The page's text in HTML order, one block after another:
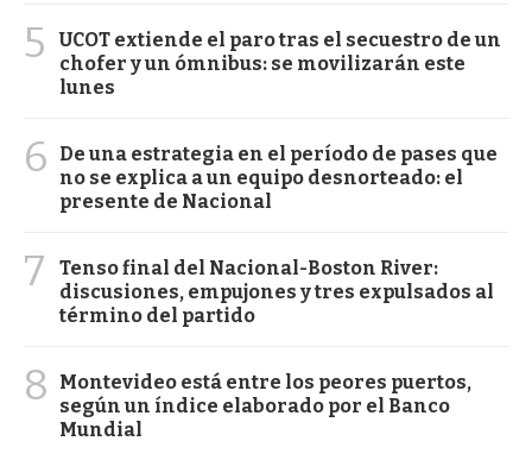
5
UCOT extiende el paro tras el secuestro de un
chofer y un ómnibus: se movilizarán este
lunes
6
De una estrategia en el período de pases que
no se explica a un equipo desnorteado: el
presente de Nacional
7
Tenso final del Nacional-Boston River:
discusiones, empujones y tres expulsados al
término del partido
8
Montevideo está entre los peores puertos,
según un índice elaborado por el Banco
Mundial